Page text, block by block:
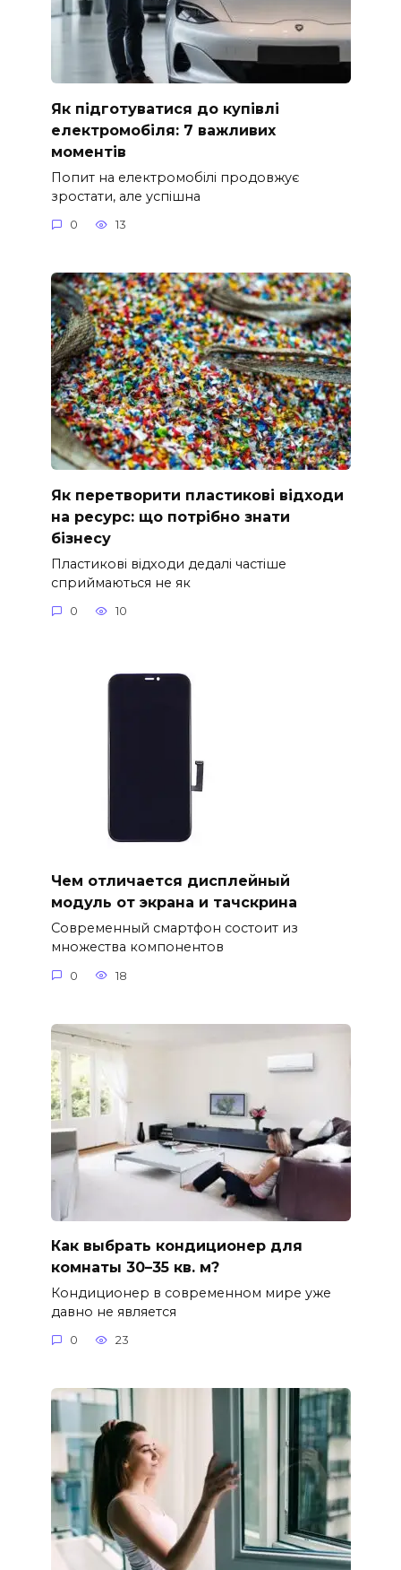
Як підготуватися до купівлі
електромобіля: 7 важливих
моментів
Попит на електромобілі продовжує
зростати, але успішна
0 13
Як перетворити пластикові відходи
на ресурс: що потрібно знати
бізнесу
Пластикові відходи дедалі частіше
сприймаються не як
0 10
Чем отличается дисплейный
модуль от экрана и тачскрина
Современный смартфон состоит из
множества компонентов
0 18
Как выбрать кондиционер для
комнаты 30–35 кв. м?
Кондиционер в современном мире уже
давно не является
0 23